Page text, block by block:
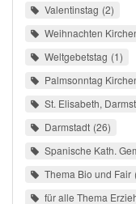
Valentinstag 2
Weihnachten
Weltgebetstag 1
Palmsonntag
St. Elisabeth,
Darmstadt 26
Spanische Kath.
Thema Bio und Fair
für alle Thema